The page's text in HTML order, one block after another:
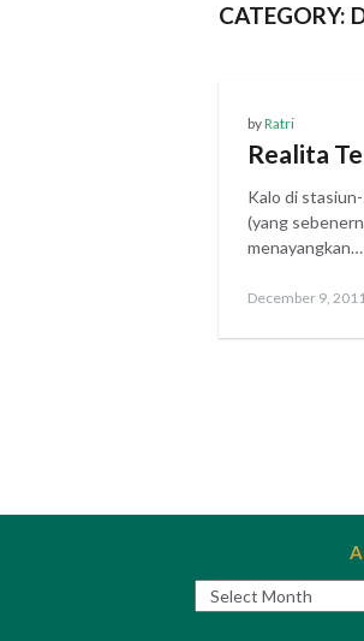
CATEGORY:
byRatri
Realita
Kalo di
(yang
menayangkan…
Posted
December 9,
Archives